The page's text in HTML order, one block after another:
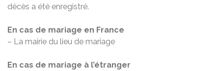
décès a été enregistré.
En cas de mariage en France
– La mairie du lieu de mariage
En cas de mariage à l’étranger